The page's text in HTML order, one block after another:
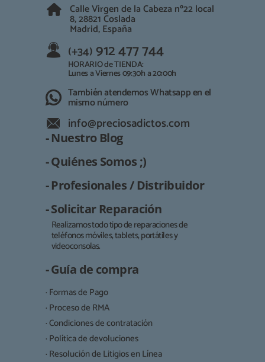
Calle Virgen de la Cabeza nº22 local
8, 28821 Coslada
Madrid, España
(+34) 912 477 744
HORARIO de TIENDA:
Lunes a Viernes 09:30h a 20:00h
También atendemos Whatsapp en el
mismo número
info@preciosadictos.com
- Nuestro Blog
- Quiénes Somos ;)
- Profesionales / Distribuidor
- Solicitar Reparación
Realizamos todo tipo de reparaciones de
teléfonos móviles, tablets, portátiles y
videoconsolas.
- Guía de compra
· Formas de Pago
· Proceso de RMA
· Condiciones de contratación
· Política de devoluciones
· Resolución de Litigios en Línea
Responsable:
Finalidad:
Destinatarios:
Derechos: